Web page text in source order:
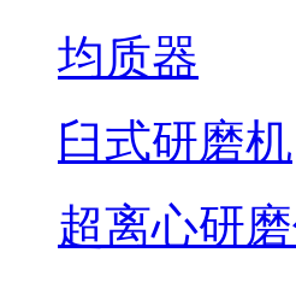
均质器
臼式研磨机
超离心研